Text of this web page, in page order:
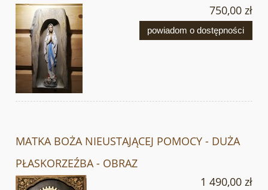
750,00 zł
powiadom o dostępności
MATKA BOŻA NIEUSTAJĄCEJ POMOCY - DUŻA
PŁASKORZEŹBA - OBRAZ
1 490,00 zł